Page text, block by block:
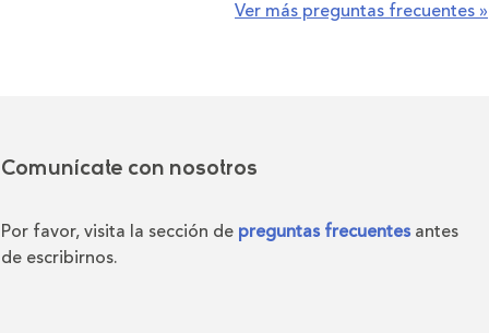
Ver más preguntas frecuentes »
Comunícate con nosotros
Por favor, visita la sección de preguntas frecuentes antes
de escribirnos.